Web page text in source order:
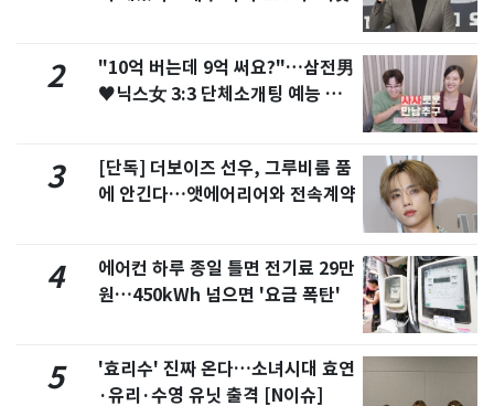
2
"10억 버는데 9억 써요?"…삼전男
♥닉스女 3:3 단체소개팅 예능 화
3
[단독] 더보이즈 선우, 그루비룸 품
에 안긴다…앳에어리어와 전속계약
4
에어컨 하루 종일 틀면 전기료 29만
원…450kWh 넘으면 '요금 폭탄'
5
'효리수' 진짜 온다…소녀시대 효연
·유리·수영 유닛 출격 [N이슈]